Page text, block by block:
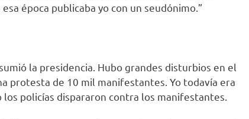
época publicaba yo con un seudónimo.”
la presidencia. Hubo grandes disturbios en el
protesta de 10 mil manifestantes. Yo todavía era
policías dispararon contra los manifestantes.